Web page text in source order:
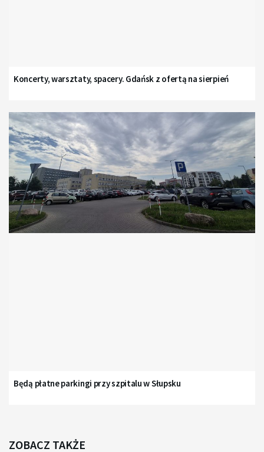
Koncerty, warsztaty, spacery. Gdańsk z ofertą na sierpień
Będą płatne parkingi przy szpitalu w Słupsku
ZOBACZ TAKŻE